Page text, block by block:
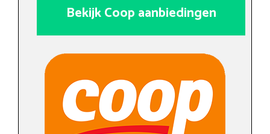
Bekijk Coop aanbiedingen